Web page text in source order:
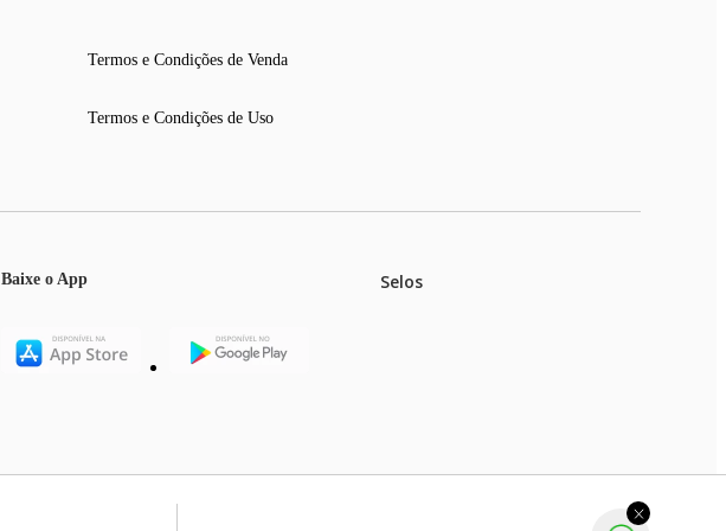
Termos e Condições de Venda
Termos e Condições de Uso
Baixe o App Selos